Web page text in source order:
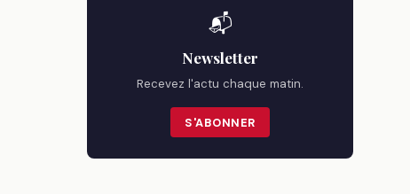
📬
Newsletter
Recevez l'actu chaque matin.
S'ABONNER